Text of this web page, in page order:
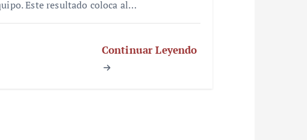
Este resultado coloca al…
Continuar Leyendo